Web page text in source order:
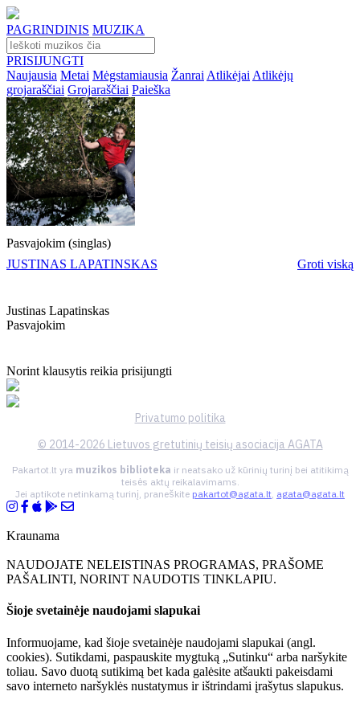
PAGRINDINIS MUZIKA
PRISIJUNGTI
Naujausia Metai Mėgstamiausia Žanrai Atlikėjai Atlikėjų
grojaraščiai Grojaraščiai Paieška
Pasvajokim (singlas)
JUSTINAS LAPATINSKAS
Groti viską
Justinas Lapatinskas
Pasvajokim
Norint klausytis reikia prisijungti
Privatumo politika
© 2014-2026 Lietuvos gretutinių teisių asociacija AGATA
Pakartot.lt yra muzikos biblioteka ir neatsako už kūrinių turinį bei atitikimą
teisės aktų reikalavimams.
Jei aptikote netinkamą turinį, praneškite pakartot@agata.lt, agata@agata.lt
Kraunama
NAUDOJATE NELEISTINAS PROGRAMAS, PRAŠOME
PAŠALINTI, NORINT NAUDOTIS TINKLAPIU.
Šioje svetainėje naudojami slapukai
Informuojame, kad šioje svetainėje naudojami slapukai (angl.
cookies). Sutikdami, paspauskite mygtuką „Sutinku“ arba naršykite
toliau. Savo duotą sutikimą bet kada galėsite atšaukti pakeisdami
savo interneto naršyklės nustatymus ir ištrindami įrašytus slapukus.